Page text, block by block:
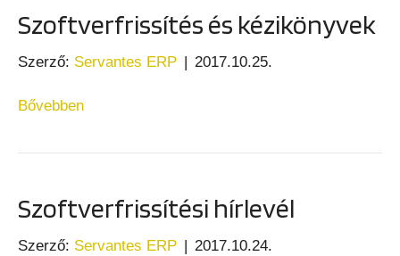
Szoftverfrissítés és kézikönyvek
Szerző: Servantes ERP | 2017.10.25.
Bővebben
Szoftverfrissítési hírlevél
Szerző: Servantes ERP | 2017.10.24.